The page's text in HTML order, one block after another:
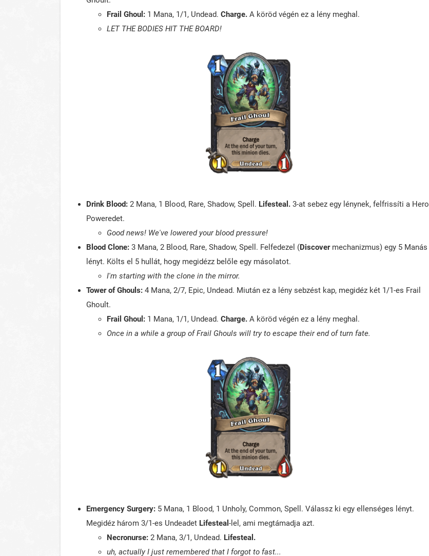
Frail Ghoul: 1 Mana, 1/1, Undead. Charge. A köröd végén ez a lény meghal.
LET THE BODIES HIT THE BOARD!
Drink Blood: 2 Mana, 1 Blood, Rare, Shadow, Spell. Lifesteal. 3-at sebez egy lénynek, felfrissíti a Hero
Poweredet.
Good news! We've lowered your blood pressure!
Blood Clone: 3 Mana, 2 Blood, Rare, Shadow, Spell. Felfedezel (Discovermechanizmus) egy 5 Manás
lényt. Költs el 5 hullát, hogy megidézz belőle egy másolatot.
I'm starting with the clone in the mirror.
Tower of Ghouls: 4 Mana, 2/7, Epic, Undead. Miután ez a lény sebzést kap, megidéz két 1/1-es Frail
Ghoult.
Frail Ghoul: 1 Mana, 1/1, Undead. Charge. A köröd végén ez a lény meghal.
Once in a while a group of Frail Ghouls will try to escape their end of turn fate.
Emergency Surgery: 5 Mana, 1 Blood, 1 Unholy, Common, Spell. Válassz ki egy ellenséges lényt.
Megidéz három 3/1-es Undeadet Lifesteal -lel, ami megtámadja azt.
Necronurse: 2 Mana, 3/1, Undead. Lifesteal.
uh, actually I just remembered that I forgot to fast...